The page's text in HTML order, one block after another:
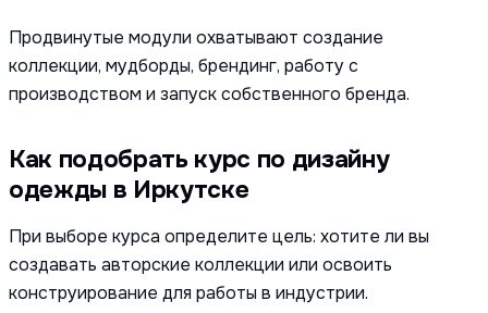
Продвинутые модули охватывают создание
коллекции, мудборды, брендинг, работу с
производством и запуск собственного бренда.
Как подобрать курс по дизайну
одежды в Иркутске
При выборе курса определите цель: хотите ли вы
создавать авторские коллекции или освоить
конструирование для работы в индустрии.